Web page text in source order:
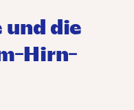
und die
Hirn-